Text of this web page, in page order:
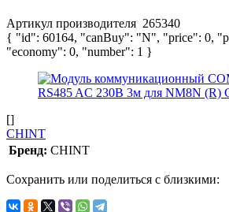
Артикул производителя 265340
{ "id": 60164, "canBuy": "N", "price": 0,
"economy": 0, "number": 1 }
[]
CHINT
Бренд: CHINT
Сохранить или поделиться с близкими: